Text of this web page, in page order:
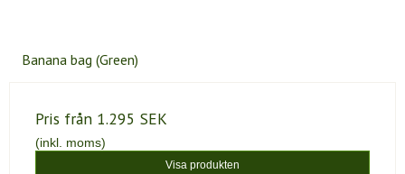
Banana bag (Green)
Pris från 1.295 SEK
(inkl. moms)
Visa produkten